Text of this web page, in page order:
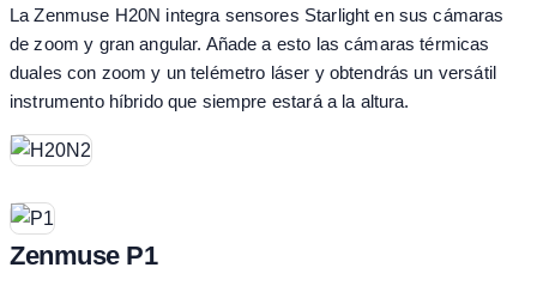
La Zenmuse H20N integra sensores Starlight en sus cámaras
de zoom y gran angular. Añade a esto las cámaras térmicas
duales con zoom y un telémetro láser y obtendrás un versátil
instrumento híbrido que siempre estará a la altura.
Zenmuse P1